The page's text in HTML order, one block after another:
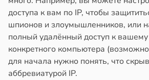
в13:52
доступа к вам по IP, чтобы
шпионов и злоумышленников, или
полный удалённый доступ к
конкретного компьютера
для начала нужно понять, что
аббревиатурой IP.